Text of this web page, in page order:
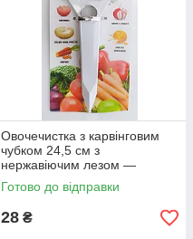
Овочечистка з карвінговим
чубком 24,5 см з
нержавіючим лезом —
інструмент для очищення та
декоративної нарізки овочів і
Готово до відправки
28 ₴